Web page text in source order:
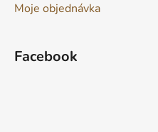
Moje objednávka
Facebook